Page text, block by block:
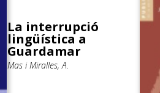
La interrupció
lingüística a
Guardamar
Mas i Miralles, A.